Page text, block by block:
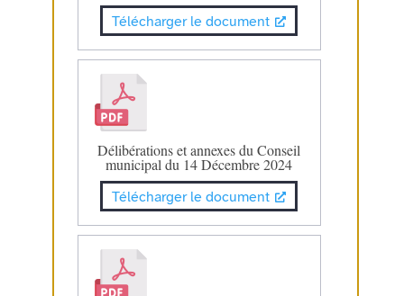
Télécharger le document
Délibérations et annexes du Conseil
municipal du 14 Décembre 2024
Télécharger le document